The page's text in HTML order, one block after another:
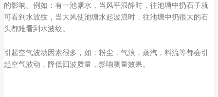
的影响。例如：有一池塘水，当风平浪静时，往池塘中扔石子就
可看到水波纹，当大风使池塘水起波浪时，往池塘中扔很大的石
头都难看到水波纹。
引起空气波动因素很多，如：粉尘，气浪，蒸汽，料流等都会引
起空气波动，降低回波质量，影响测量效果。